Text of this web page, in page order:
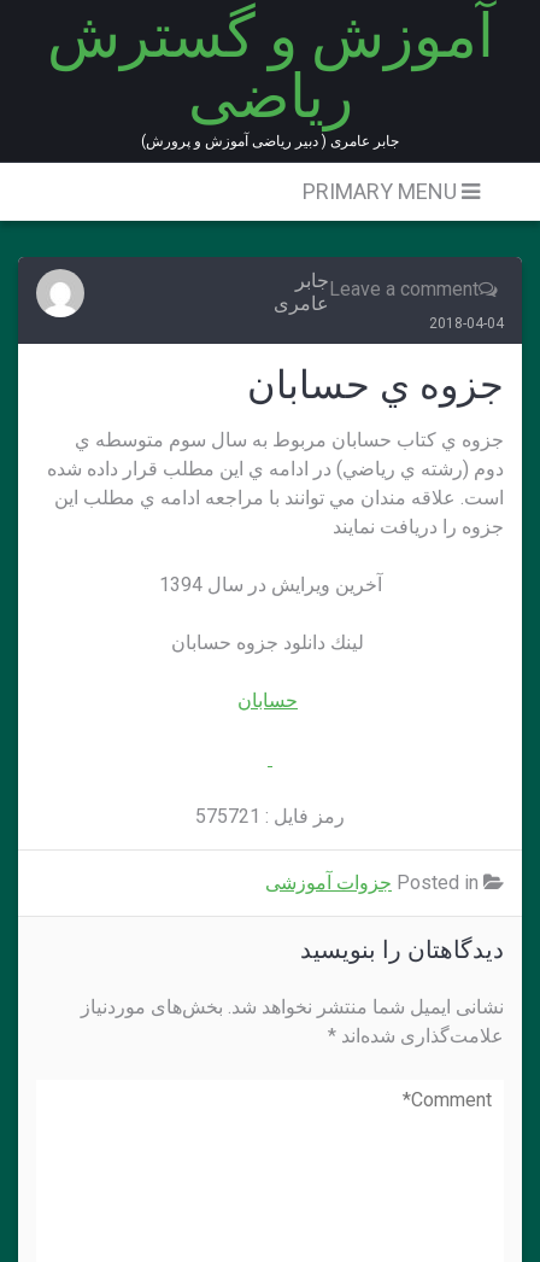
آموزش و گسترش
ریاضی
جابر عامری ( دبیر ریاضی آموزش و پرورش)
Leave a commentجابر
عامری
2018-04-04
جزوه ي حسابان
جزوه ي كتاب حسابان مربوط به سال سوم متوسطه ي
دوم (رشته ي رياضي) در ادامه ي اين مطلب قرار داده شده
است. علاقه مندان مي توانند با مراجعه ادامه ي مطلب اين
جزوه را دريافت نمايند
آخرين ويرايش در سال 1394
لينك دانلود جزوه حسابان
حسابان
رمز فايل : 575721
جزوات آموزشی
دیدگاهتان را بنویسید
نشانی ایمیل شما منتشر نخواهد شد. بخش‌های موردنیاز
علامت‌گذاری شده‌اند *